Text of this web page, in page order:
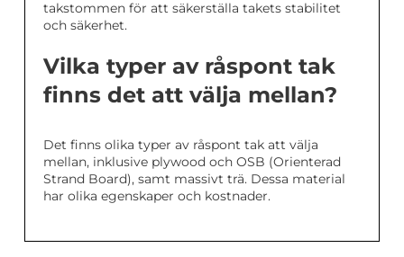
takstommen för att säkerställa takets stabilitet
och säkerhet.
Vilka typer av råspont tak
finns det att välja mellan?
Det finns olika typer av råspont tak att välja
mellan, inklusive plywood och OSB (Orienterad
Strand Board), samt massivt trä. Dessa material
har olika egenskaper och kostnader.